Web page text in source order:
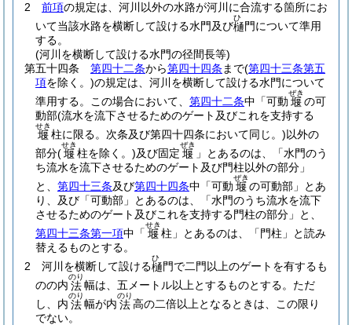
2
前項の規定は、河川以外の水路が河川に合流する箇所にお
いて当該水路を横断して設ける水門及び樋
ひ
門について準用
する。
(河川を横断して設ける水門の径間長等)
第五十四条
第四十二条から第四十四条 まで(第四十三条第五
項を除く。)の規定は、河川を横断して設ける水門について
準用する。
この場合において、 第四十二条中「可動 堰
ぜき
の可
動部(流水を流下させるためのゲート及びこれを支持する
堰
せき
柱に限る。次条及び第四十四条において同じ。)以外の
部分(堰
せき
柱を除く。)及び固定 堰
ぜき
」とあるのは、「水門のう
ち流水を流下させるためのゲート及び門柱以外の部分」
と、 第四十三条及び第四十四条中「可動 堰
ぜき
の可動部」とあ
り、及び「可動部」とあるのは、「水門のうち流水を流下
させるためのゲート及びこれを支持する門柱の部分」と、
第四十三条第一項中「 堰
せき
柱」とあるのは、「門柱」と読み
替えるものとする。
2
河川を横断して設ける樋
ひ
門で二門以上のゲートを有するも
のの内 法
のり
幅は、五メートル以上とするものとする。 ただ
し、内 法
のり
幅が内 法
のり
高の二倍以上となるときは、この限り
でない。